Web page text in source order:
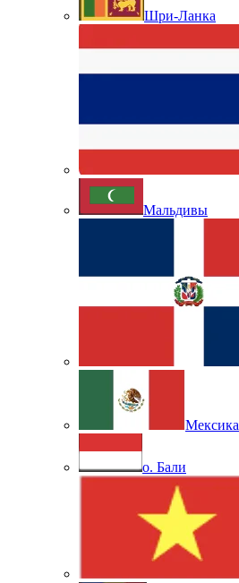
Шри-Ланка
Мальдивы
Мексика
о. Бали